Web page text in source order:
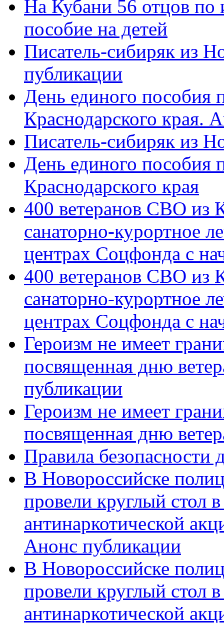
На Кубани 56 отцов по
пособие на детей
Писатель-сибиряк из
публикации
День единого пособия
Краснодарского края.
Писатель-сибиряк из
День единого пособия
Краснодарского края
400 ветеранов СВО из
санаторно-курортное
центрах Соцфонда с
400 ветеранов СВО из
санаторно-курортное
центрах Соцфонда с
Героизм не имеет
посвященная дню
публикации
Героизм не имеет
посвященная дню
Правила безопасности
В Новороссийске
провели круглый стол
антинаркотической
Анонс публикации
В Новороссийске
провели круглый стол
антинаркотической